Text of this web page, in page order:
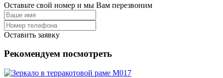
Оставьте свой номер и мы Вам перезвоним
Оставить заявку
Рекомендуем посмотреть